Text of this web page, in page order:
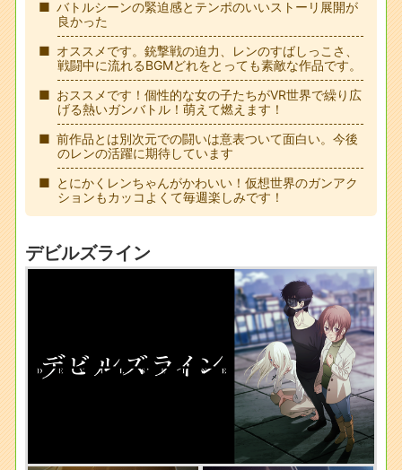
バトルシーンの緊迫感とテンポのいいストーリ展開が
良かった
オススメです。銃撃戦の迫力、レンのすばしっこさ、
戦闘中に流れるBGMどれをとっても素敵な作品です。
おススメです！個性的な女の子たちがVR世界で繰り広
げる熱いガンバトル！萌えて燃えます！
前作品とは別次元での闘いは意表ついて面白い。今後
のレンの活躍に期待しています
とにかくレンちゃんがかわいい！仮想世界のガンアク
ションもカッコよくて毎週楽しみです！
デビルズライン